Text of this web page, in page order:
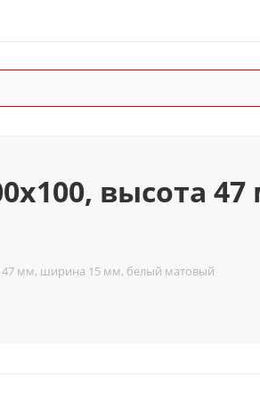
высота
47 мм, ширина 15 мм, белый матовый